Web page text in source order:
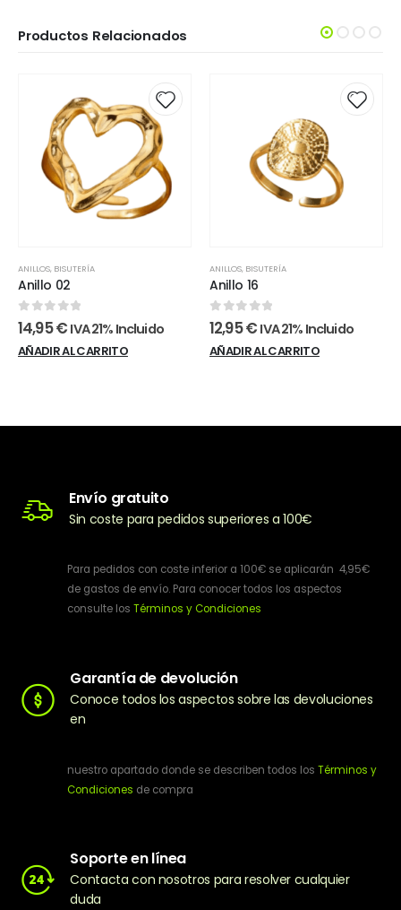
Productos Relacionados
ANILLOS, BISUTERÍA
Anillo 02
0 out of 5
14,95€ IVA 21% Incluido
AÑADIR AL CARRITO
ANILLOS, BISUTERÍA
Anillo 16
0out of 5
12,95€ IVA 21% Incluido
AÑADIR AL CARRITO
Envío gratuito
Sin coste para pedidos superiores a 100€
Para pedidos con coste inferior a 100€ se aplicarán 4,95€
de gastos de envío. Para conocer todos los aspectos
consulte los Términos y Condiciones
Garantía de devolución
Conoce todos los aspectos sobre las devoluciones
en
nuestro apartado donde se describen todos los Términos y
Condiciones de compra
Soporte en línea
Contacta con nosotros para resolver cualquier
duda